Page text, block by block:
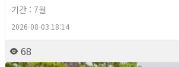
기간 : 7월
2026-08-03 18:14
68